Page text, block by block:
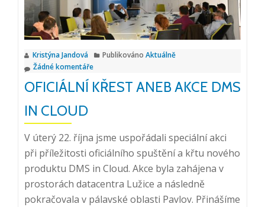
Kristýna Jandová Publikováno Aktuálně
Žádné komentáře
OFICIÁLNÍ KŘEST ANEB AKCE DMS
IN CLOUD
V úterý 22. října jsme uspořádali speciální akci
při příležitosti oficiálního spuštění a křtu nového
produktu DMS in Cloud. Akce byla zahájena v
prostorách datacentra Lužice a následně
pokračovala v pálavské oblasti Pavlov. Přinášíme